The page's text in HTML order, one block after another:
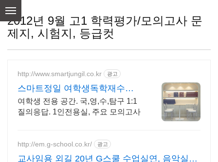
content
2012년 9월 고1 학력평가/모의고사 문
제지, 시험지, 등급컷
http://www.smartjungil.co.kr 광고
스마트정일 여학생독학재수학
원
여학생 전용 공간. 국,영,수,탐구 1:1
질의응답. 1인전용실, 주요 모의고사
http://em.g-school.co.kr/ 광고
교사임용 외길 20년 G스쿨 수업실연, 음악실기